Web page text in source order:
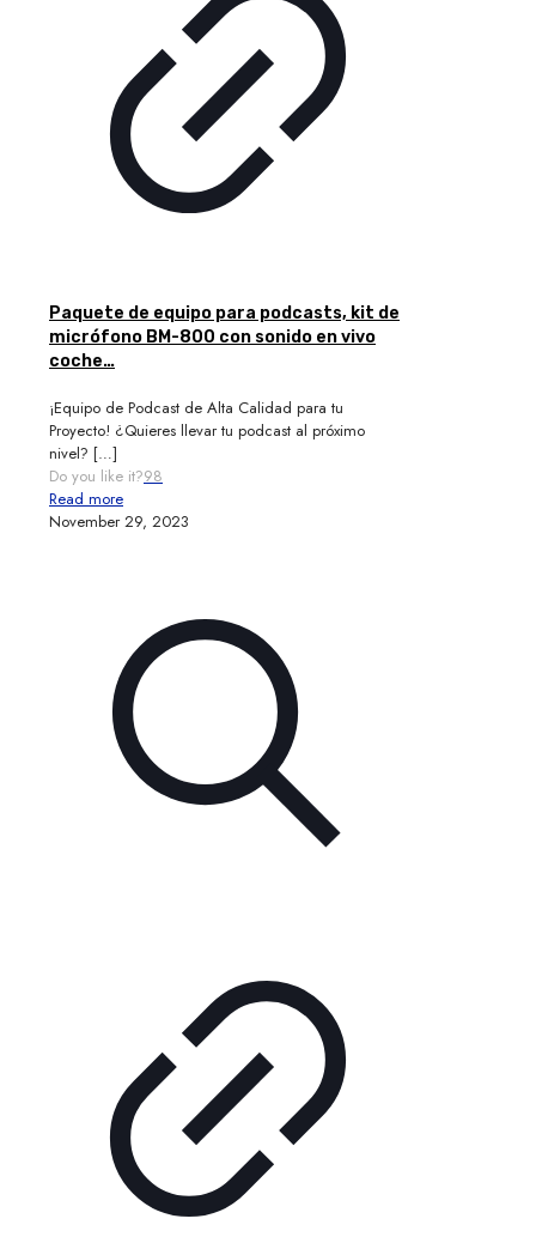
Paquete de equipo para podcasts, kit de
micrófono BM-800 con sonido en vivo
coche…
¡Equipo de Podcast de Alta Calidad para tu
Proyecto! ¿Quieres llevar tu podcast al próximo
nivel? […]
Do you like it?98
Read more
November 29, 2023